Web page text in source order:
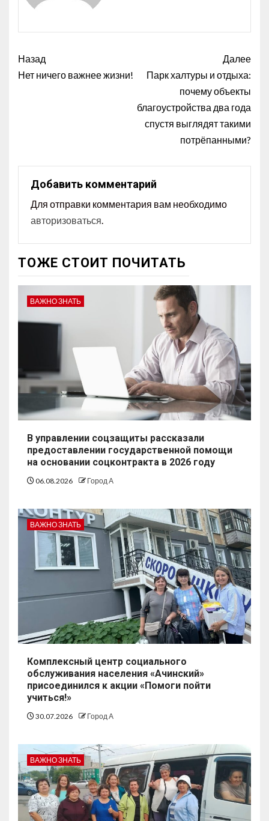
Назад
Нет ничего важнее жизни!
Далее
Парк халтуры и отдыха:
почему объекты
благоустройства два года
спустя выглядят такими
потрёпанными?
Добавить комментарий
Для отправки комментария вам необходимо
авторизоваться.
ТОЖЕ СТОИТ ПОЧИТАТЬ
ВАЖНО ЗНАТЬ
В управлении соцзащиты рассказали
предоставлении государственной помощи
на основании соцконтракта в 2026 году
06.08.2026 Город А
ВАЖНО ЗНАТЬ
Комплексный центр социального
обслуживания населения «Ачинский»
присоединился к акции «Помоги пойти
учиться!»
30.07.2026 Город А
ВАЖНО ЗНАТЬ